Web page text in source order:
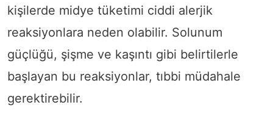
kişilerde midye tüketimi ciddi alerjik
reaksiyonlara neden olabilir. Solunum
güçlüğü, şişme ve kaşıntı gibi belirtilerle
başlayan bu reaksiyonlar, tıbbi müdahale
gerektirebilir.